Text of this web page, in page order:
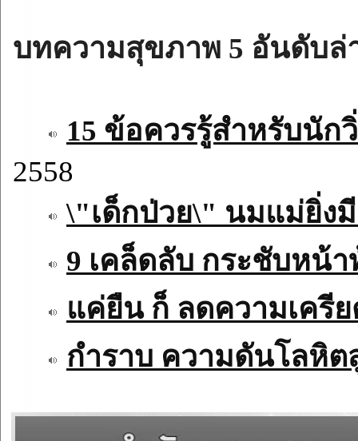
บทความสุขภาพ 5 อันดับล่
15 ข้อควรรู้สำหรับนัก
2558
\"เด็กป่วย\" นมแม่ยิ่ง
9 เคล็ดลับ กระชับหน้
แค่ยืน ก็ ลดความเครี
กำราบ ความดันโลหิต